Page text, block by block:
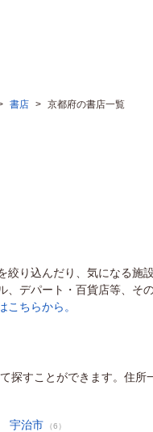
書店 > 京都府の書店一覧
絞り込んだり、気になる施
、デパート・百貨店等、そ
こちらから。
探すことができます。住所
宇治市 （6）